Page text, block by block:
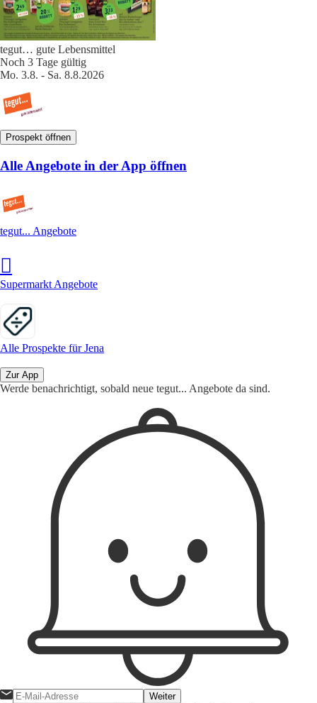
tegut… gute Lebensmittel
Noch 3 Tage gültig
Mo. 3.8. - Sa. 8.8.2026
Prospekt öffnen
Alle Angebote in der App öffnen
tegut... Angebote
Supermarkt Angebote
Alle Prospekte für Jena
Zur App
Werde benachrichtigt, sobald neue tegut... Angebote da sind.
Weiter